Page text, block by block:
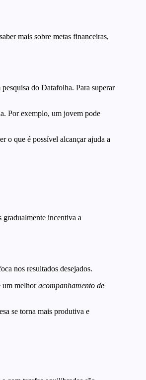
mais sobre metas financeiras,
do Datafolha. Para superar
Por exemplo, um jovem pode
o que é possível alcançar ajuda a
gradualmente incentiva a
nos resultados desejados.
um melhoracompanhamento de
se torna mais produtiva e